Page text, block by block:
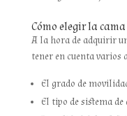
Cómo elegir la
A la hora de adquirir
tener en cuenta varios
El grado de
El tipo de sistema